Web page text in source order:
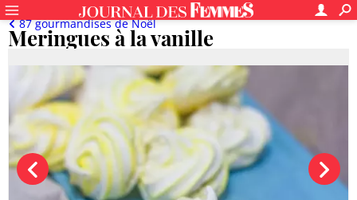
Meringues à la vanille
87 gourmandises de Noël